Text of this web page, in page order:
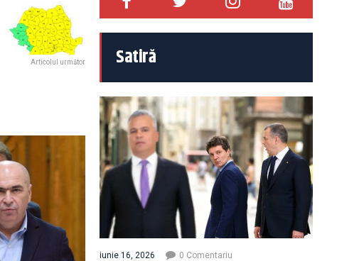
Articolul următor Satiră
iunie 16, 2026 0 Comentariu